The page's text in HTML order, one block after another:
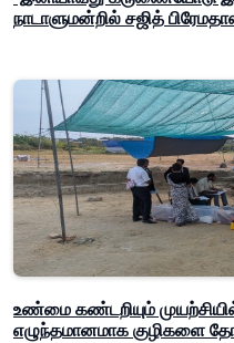
நாடாளுமன்றில் சஜித்
உண்மை கண்டறியும்
எழுந்தமானமாக குழிகளை